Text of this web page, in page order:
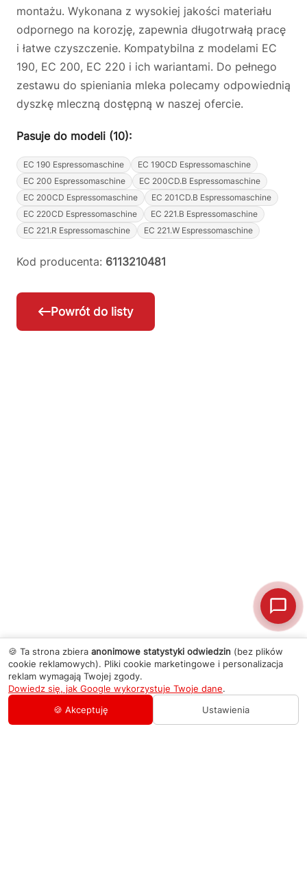
montażu. Wykonana z wysokiej jakości materiału
odpornego na korozję, zapewnia długotrwałą pracę
i łatwe czyszczenie. Kompatybilna z modelami EC
190, EC 200, EC 220 i ich wariantami. Do pełnego
zestawu do spieniania mleka polecamy odpowiednią
dyszkę mleczną dostępną w naszej ofercie.
Pasuje do modeli (10):
EC 190 Espressomaschine
EC 190CD Espressomaschine
EC 200 Espressomaschine
EC 200CD.B Espressomaschine
EC 200CD Espressomaschine
EC 201CD.B Espressomaschine
EC 220CD Espressomaschine
EC 221.B Espressomaschine
EC 221.R Espressomaschine
EC 221.W Espressomaschine
Kod producenta: 6113210481
Powrót do listy
🍪 Ta strona zbiera anonimowe statystyki odwiedzin (bez plików
cookie reklamowych). Pliki cookie marketingowe i personalizacja
reklam wymagają Twojej zgody.
Dowiedz się, jak Google wykorzystuje Twoje dane.
🍪 Akceptuję
Ustawienia